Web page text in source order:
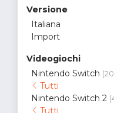
Versione
Italiana
Import
Videogiochi
Nintendo Switch
Tutti
Nintendo Switch 2
Tutti